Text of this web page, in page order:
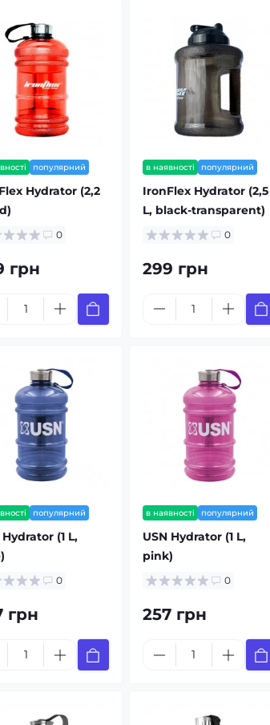
популярний
Hydrator (2,2
0
грн
в наявності популярний
IronFlex Hydrator (2,5
L, black-transparent)
0
299 грн
популярний
Hydrator (1 L,
0
грн
в наявності популярний
USN Hydrator (1 L,
pink)
0
257 грн